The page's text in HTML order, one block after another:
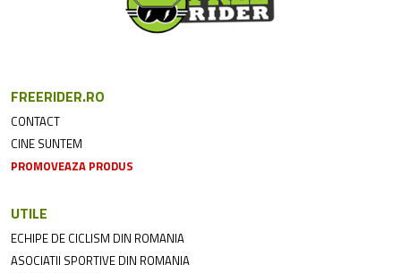
FREERIDER.RO
CONTACT
CINE SUNTEM
PROMOVEAZA PRODUS
UTILE
ECHIPE DE CICLISM DIN ROMANIA
ASOCIATII SPORTIVE DIN ROMANIA